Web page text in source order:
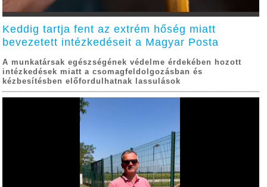
Keddig tartja fent az extrém hőség miatt
bevezetett intézkedéseit a Magyar Posta
A munkatársak egészségének védelme érdekében hozott
intézkedések miatt a csomagfeldolgozásban és
kézbesítésben előfordulhatnak lassulások